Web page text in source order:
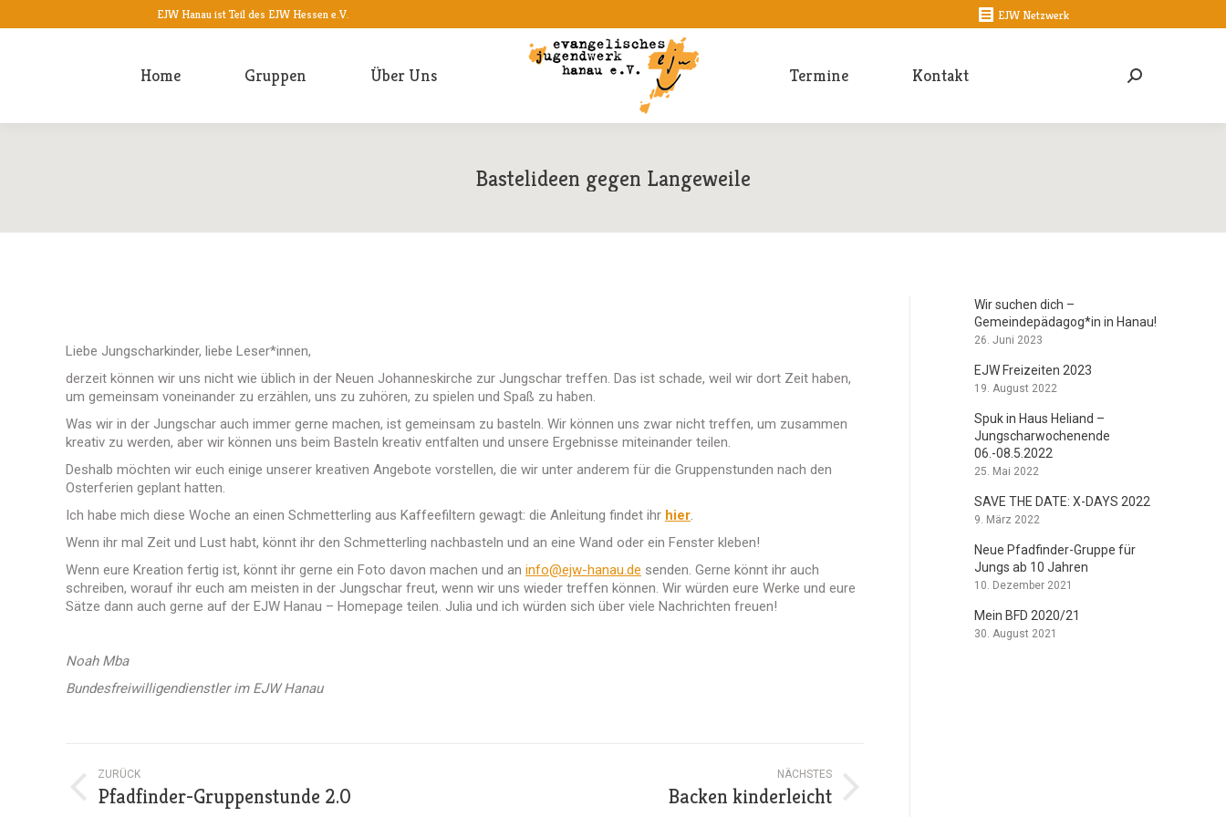
EJW Hanau ist Teil des EJW Hessen e.V. EJW Netzwerk
Home Gruppen Über Uns Termine Kontakt Search:
Bastelideen gegen Langeweile
Liebe Jungscharkinder, liebe Leser*innen,
derzeit können wir uns nicht wie üblich in der Neuen Johanneskirche zur Jungschar treffen. Das ist schade, weil wir dort Zeit haben,
um gemeinsam voneinander zu erzählen, uns zu zuhören, zu spielen und Spaß zu haben.
Was wir in der Jungschar auch immer gerne machen, ist gemeinsam zu basteln. Wir können uns zwar nicht treffen, um zusammen
kreativ zu werden, aber wir können uns beim Basteln kreativ entfalten und unsere Ergebnisse miteinander teilen.
Deshalb möchten wir euch einige unserer kreativen Angebote vorstellen, die wir unter anderem für die Gruppenstunden nach den
Osterferien geplant hatten.
Ich habe mich diese Woche an einen Schmetterling aus Kaffeefiltern gewagt: die Anleitung findet ihr hier
Wenn ihr mal Zeit und Lust habt, könnt ihr den Schmetterling nachbasteln und an eine Wand oder ein Fenster kleben!
Wenn eure Kreation fertig ist, könnt ihr gerne ein Foto davon machen und an info@ejw-hanau.de senden. Gerne könnt ihr auch
schreiben, worauf ihr euch am meisten in der Jungschar freut, wenn wir uns wieder treffen können. Wir würden eure Werke und eure
Sätze dann auch gerne auf der EJW Hanau – Homepage teilen. Julia und ich würden sich über viele Nachrichten freuen!
Noah Mba
Bundesfreiwilligendienstler im EJW Hanau
Kommentarnavigation
ZURÜCK
Vorheriger
Pfadfinder-Gruppenstunde 2.0
NÄCHSTES
Backen kinderleicht
Wir suchen dich –
Gemeindepädagog*in in Hanau!
26. Juni 2023
EJW Freizeiten 2023
19. August 2022
Spuk in Haus Heliand –
Jungscharwochenende
06.-08.5.2022
25. Mai 2022
SAVE THE DATE: X-DAYS 2022
9. März 2022
Neue Pfadfinder-Gruppe für
Jungs ab 10 Jahren
10. Dezember 2021
Mein BFD 2020/21
30. August 2021